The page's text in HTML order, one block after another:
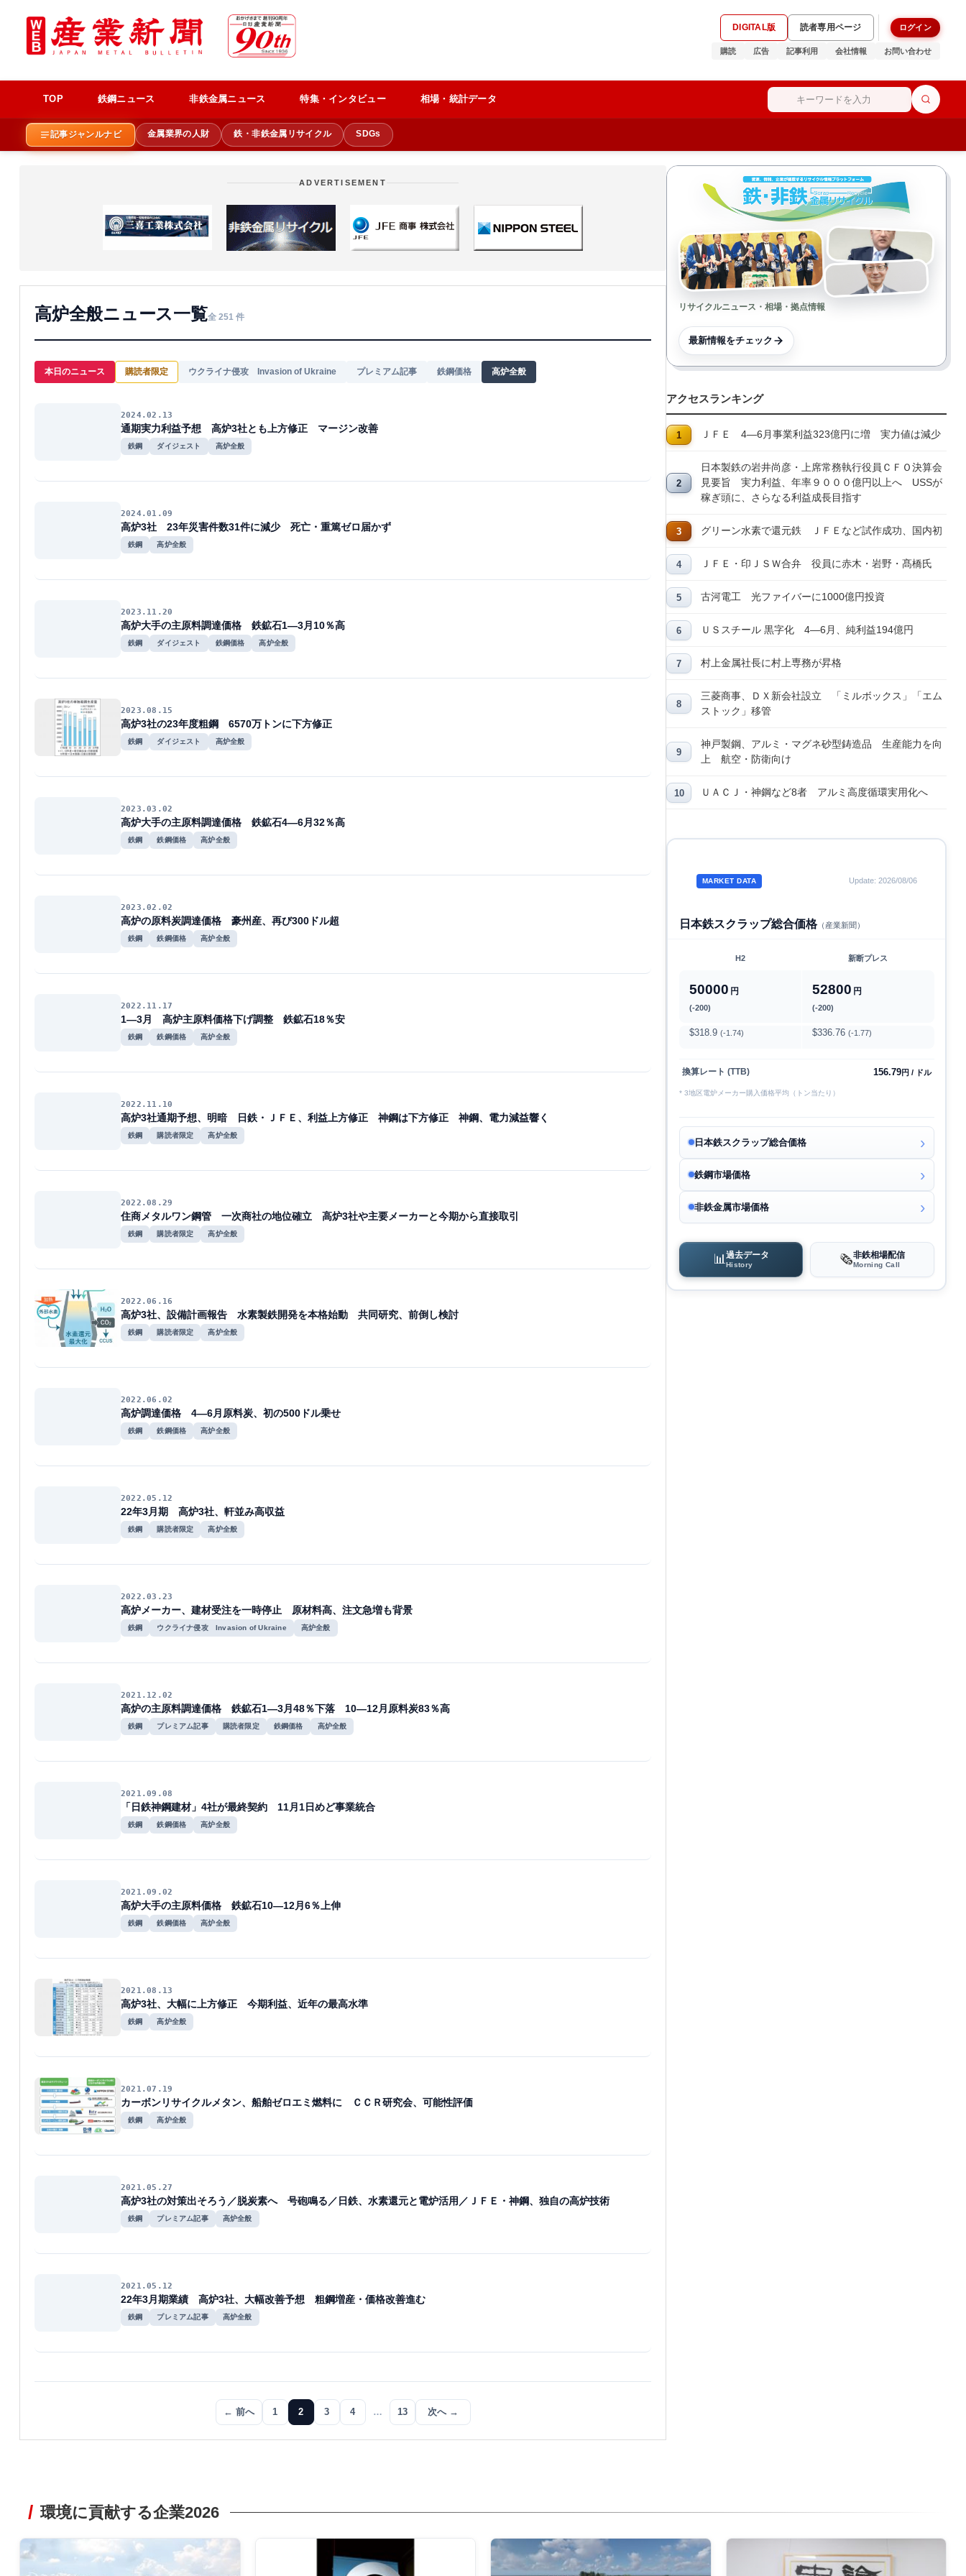
DIGITAL版 読者専用ページ ログイン
購読 広告 記事利用 会社情報 お問い合わせ
TOP 鉄鋼ニュース 非鉄金属ニュース 特集・インタビュー 相場・統計データ
記事ジャンルナビ 金属業界の人財 鉄・非鉄金属リサイクル SDGs
ADVERTISEMENT
高炉全般ニュース一覧全 251 件
本日のニュース 購読者限定 ウクライナ侵攻 Invasion of Ukraine プレミアム記事 鉄鋼価格 高炉全般
2024.02.13
通期実力利益予想 高炉3社とも上方修正 マージン改善
鉄鋼 ダイジェスト 高炉全般
2024.01.09
高炉3社 23年災害件数31件に減少 死亡・重篤ゼロ届かず
鉄鋼 高炉全般
2023.11.20
高炉大手の主原料調達価格 鉄鉱石1―3月10％高
鉄鋼 ダイジェスト 鉄鋼価格 高炉全般
2023.08.15
高炉3社の23年度粗鋼 6570万トンに下方修正
鉄鋼 ダイジェスト 高炉全般
2023.03.02
高炉大手の主原料調達価格 鉄鉱石4―6月32％高
鉄鋼 鉄鋼価格 高炉全般
2023.02.02
高炉の原料炭調達価格 豪州産、再び300ドル超
鉄鋼 鉄鋼価格 高炉全般
2022.11.17
1―3月 高炉主原料価格下げ調整 鉄鉱石18％安
鉄鋼 鉄鋼価格 高炉全般
2022.11.10
高炉3社通期予想、明暗 日鉄・ＪＦＥ、利益上方修正 神鋼は下方修正 神鋼、電力減益響く
鉄鋼 購読者限定 高炉全般
2022.08.29
住商メタルワン鋼管 一次商社の地位確立 高炉3社や主要メーカーと今期から直接取引
鉄鋼 購読者限定 高炉全般
2022.06.16
高炉3社、設備計画報告 水素製鉄開発を本格始動 共同研究、前倒し検討
鉄鋼 購読者限定 高炉全般
2022.06.02
高炉調達価格 4―6月原料炭、初の500ドル乗せ
鉄鋼 鉄鋼価格 高炉全般
2022.05.12
22年3月期 高炉3社、軒並み高収益
鉄鋼 購読者限定 高炉全般
2022.03.23
高炉メーカー、建材受注を一時停止 原材料高、注文急増も背景
鉄鋼 ウクライナ侵攻 Invasion of Ukraine 高炉全般
2021.12.02
高炉の主原料調達価格 鉄鉱石1―3月48％下落 10―12月原料炭83％高
鉄鋼 プレミアム記事 購読者限定 鉄鋼価格 高炉全般
2021.09.08
「日鉄神鋼建材」4社が最終契約 11月1日めど事業統合
鉄鋼 鉄鋼価格 高炉全般
2021.09.02
高炉大手の主原料価格 鉄鉱石10―12月6％上伸
鉄鋼 鉄鋼価格 高炉全般
2021.08.13
高炉3社、大幅に上方修正 今期利益、近年の最高水準
鉄鋼 高炉全般
2021.07.19
カーボンリサイクルメタン、船舶ゼロエミ燃料に ＣＣＲ研究会、可能性評価
鉄鋼 高炉全般
2021.05.27
高炉3社の対策出そろう／脱炭素へ 号砲鳴る／日鉄、水素還元と電炉活用／ＪＦＥ・神鋼、独自の高炉技術
鉄鋼 プレミアム記事 高炉全般
2021.05.12
22年3月期業績 高炉3社、大幅改善予想 粗鋼増産・価格改善進む
鉄鋼 プレミアム記事 高炉全般
← 前へ 1 2 3 4 … 13 次へ →
リサイクルニュース・相場・拠点情報
最新情報をチェック
アクセスランキング
ＪＦＥ 4―6月事業利益323億円に増 実力値は減少
日本製鉄の岩井尚彦・上席常務執行役員ＣＦＯ決算会
見要旨 実力利益、年率９０００億円以上へ USSが
稼ぎ頭に、さらなる利益成長目指す
グリーン水素で還元鉄 ＪＦＥなど試作成功、国内初
ＪＦＥ・印ＪＳＷ合弁 役員に赤木・岩野・髙橋氏
古河電工 光ファイバーに1000億円投資
ＵＳスチール 黒字化 4―6月、純利益194億円
村上金属社長に村上専務が昇格
三菱商事、ＤＸ新会社設立 「ミルボックス」「エム
ストック」移管
神戸製鋼、アルミ・マグネ砂型鋳造品 生産能力を向
上 航空・防衛向け
ＵＡＣＪ・神鋼など8者 アルミ高度循環実用化へ
MARKET DATA Update: 2026/08/06
日本鉄スクラップ総合価格（産業新聞）
H2 新断プレス
50000 円
(-200)
52800 円
(-200)
$318.9 (-1.74) $336.76 (-1.77)
換算レート (TTB) 156.79円 / ドル
* 3地区電炉メーカー購入価格平均（トン当たり）
日本鉄スクラップ総合価格
鉄鋼市場価格
非鉄金属市場価格
📊 過去データ
History 🗞️非鉄相場配信
Morning Call
環境に貢献する企業2026